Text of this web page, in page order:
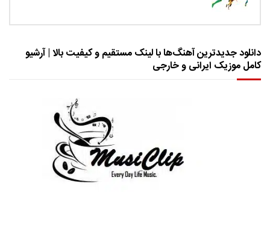
دانلود جدیدترین آهنگ‌ها با لینک مستقیم و کیفیت بالا | آرشیو
کامل موزیک ایرانی و خارجی